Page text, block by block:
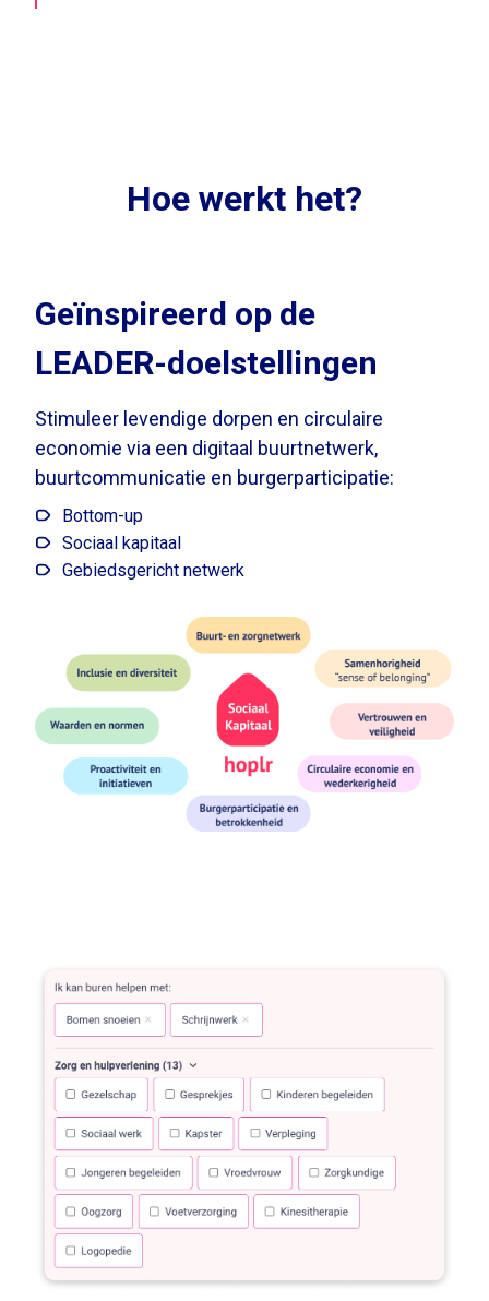
Hoe werkt het?
Geïnspireerd op de
LEADER-doelstellingen
Stimuleer levendige dorpen en circulaire
economie via een digitaal buurtnetwerk,
buurtcommunicatie en burgerparticipatie:
Bottom-up
Sociaal kapitaal
Gebiedsgericht netwerk